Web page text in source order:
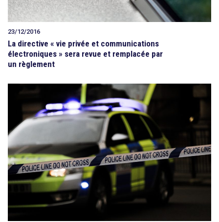
23/12/2016
La directive « vie privée et communications
électroniques » sera revue et remplacée par
un règlement